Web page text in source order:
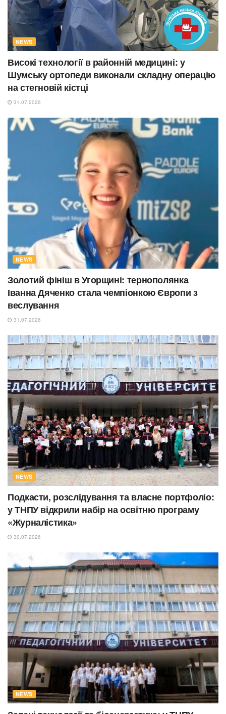
NEWS
Високі технології в районній медицині: у
Шумську ортопеди виконали складну операцію
на стегновій кістці
31.07.2026
NEWS
Золотий фініш в Угорщині: тернополянка
Іванна Дяченко стала чемпіонкою Європи з
веслування
31.07.2026
NEWS
Подкасти, розслідування та власне портфоліо:
у ТНПУ відкрили набір на освітню програму
«Журналістика»
30.07.2026
NEWS